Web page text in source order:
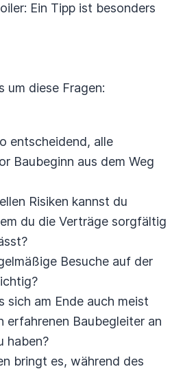
Ein Tipp ist besonders
um diese Fragen:
entscheidend, alle
Baubeginn aus dem Weg
Risiken kannst du
du die Verträge sorgfältig
Besuche auf der
sich am Ende auch meist
erfahrenen Baubegleiter an
haben?
bringt es, während des